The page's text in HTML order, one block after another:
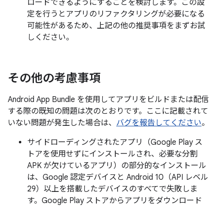
ロードできるようにすることを検討します。この設
定を行うとアプリのリファクタリングが必要になる
可能性があるため、上記の他の推奨事項をまずお試
しください。
その他の考慮事項
Android App Bundle を使用してアプリをビルドまたは配信
する際の既知の問題は次のとおりです。ここに記載されて
いない問題が発生した場合は、 バグを報告してください。
サイドローディングされたアプリ（Google Play ス
トアを使用せずにインストールされ、必要な分割
APK が欠けているアプリ）の部分的なインストール
は、Google 認定デバイスと Android 10（API レベル
29）以上を搭載したデバイスのすべてで失敗しま
す。Google Play ストアからアプリをダウンロード